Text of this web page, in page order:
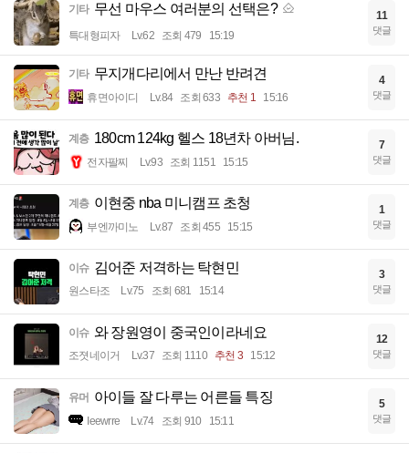
기타 무선 마우스 여러분의 선택은?
특대형피자 Lv.62 조회 479 15:19
11
댓글
기타 무지개다리에서 만난 반려견
휴면아이디 Lv.84 조회 633 추천 1 15:16
4
댓글
계층 180cm 124kg 헬스 18년차 아버님.
전자팔찌 Lv.93 조회 1151 15:15
7
댓글
계층 이현중 nba 미니캠프 초청
부엔까미노 Lv.87 조회 455 15:15
1
댓글
이슈 김어준 저격하는 탁현민
원스타조 Lv.75 조회 681 15:14
3
댓글
이슈 와 장원영이 중국인이라네요
조졋네이거 Lv.37 조회 1110 추천 3 15:12
12
댓글
유머 아이들 잘 다루는 어른들 특징
Ieewrre Lv.74 조회 910 15:11
5
댓글